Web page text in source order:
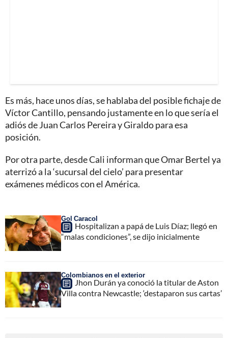
Es más, hace unos días, se hablaba del posible fichaje de
Víctor Cantillo, pensando justamente en lo que sería el
adiós de Juan Carlos Pereira y Giraldo para esa
posición.
Por otra parte, desde Cali informan que Omar Bertel ya
aterrizó a la ‘sucursal del cielo’ para presentar
exámenes médicos con el América.
Gol Caracol
Hospitalizan a papá de Luis Díaz; llegó en
“malas condiciones”, se dijo inicialmente
Colombianos en el exterior
Jhon Durán ya conoció la titular de Aston
Villa contra Newcastle; ‘destaparon sus cartas’